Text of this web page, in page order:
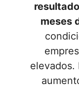
meses
elevados.